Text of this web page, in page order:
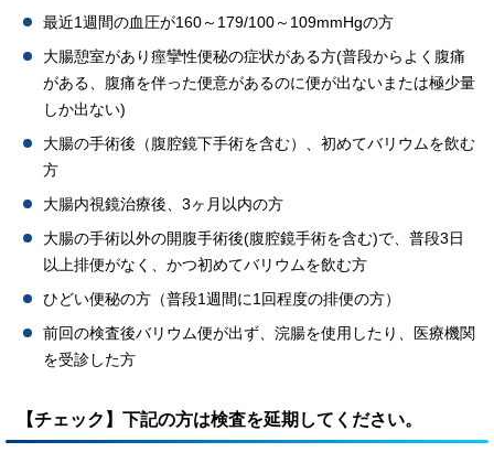
最近1週間の血圧が160～179/100～109mmHgの方
大腸憩室があり痙攣性便秘の症状がある方(普段からよく腹痛
がある、腹痛を伴った便意があるのに便が出ないまたは極少量
しか出ない)
大腸の手術後（腹腔鏡下手術を含む）、初めてバリウムを飲む
方
大腸内視鏡治療後、3ヶ月以内の方
大腸の手術以外の開腹手術後(腹腔鏡手術を含む)で、普段3日
以上排便がなく、かつ初めてバリウムを飲む方
ひどい便秘の方（普段1週間に1回程度の排便の方）
前回の検査後バリウム便が出ず、浣腸を使用したり、医療機関
を受診した方
【チェック】下記の方は検査を延期してください。